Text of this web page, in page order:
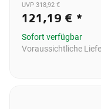
UVP 318,92 €
121,19 € *
Sofort verfügbar
Voraussichtliche